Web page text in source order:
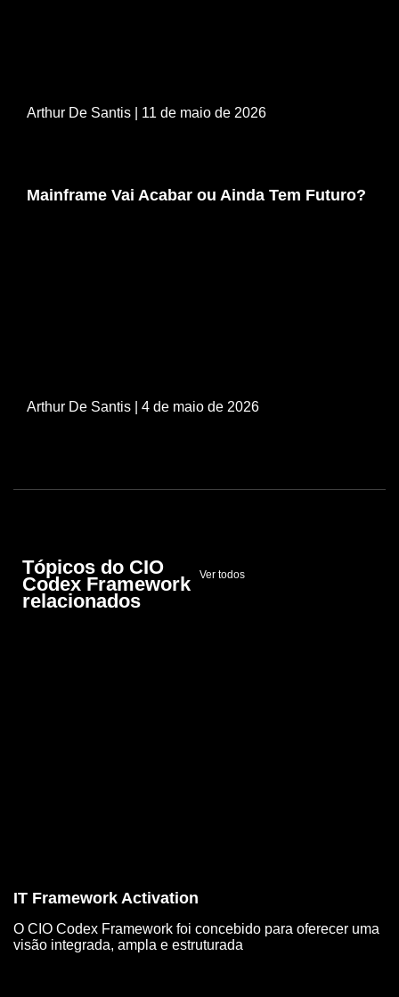
Arthur De Santis | 11 de maio de 2026
Mainframe Vai Acabar ou Ainda Tem Futuro?
Arthur De Santis | 4 de maio de 2026
Tópicos do CIO
Codex Framework
relacionados
Ver todos
IT Framework Activation
O CIO Codex Framework foi concebido para oferecer uma
visão integrada, ampla e estruturada